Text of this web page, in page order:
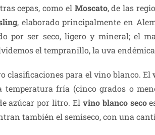
cepas, como elMoscato, de las
, elaborado principalmente en
por ser seco, ligero y mineral; el
el tempranillo, la uva
clasificaciones para el vino blanco. El
fría (cinco grados o
azúcar por litro. El vino blanco seco
también el semiseco, con una